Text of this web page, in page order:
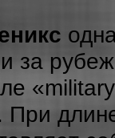
зa
Пpи